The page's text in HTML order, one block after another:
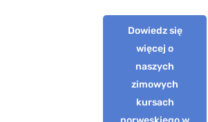
Dowiedz się
więcej o
naszych
zimowych
kursach